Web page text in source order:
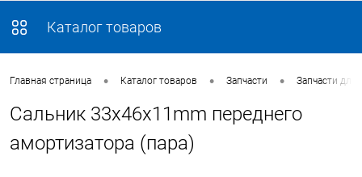
Каталог товаров
Главная страница • Каталог товаров • Запчасти • Запчасти для
Сальник 33x46x11mm переднего
амортизатора (пара)